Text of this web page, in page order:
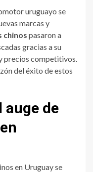
uruguayo se
marcas y
chinos pasaron a
gracias a su
precios competitivos.
del éxito de estos
auge de
en Uruguay se